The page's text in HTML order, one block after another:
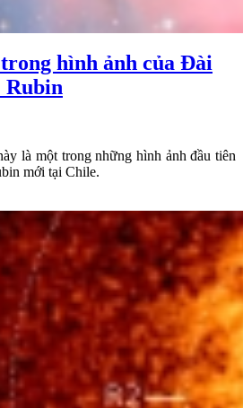
hình ảnh của Đài
Rubin
là một trong những hình ảnh đầu tiên
mới tại Chile.